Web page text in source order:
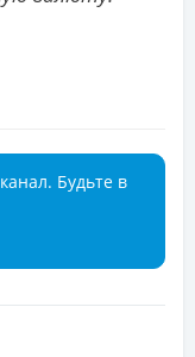
Будьте в